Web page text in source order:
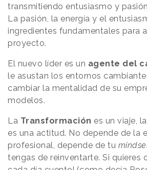
transmitiendo entusiasmo y
La pasión, la energía y el
ingredientes fundamentales para
proyecto.
El nuevo líder es un agente del
le asustan los entornos
cambiar la mentalidad de su
modelos.
La Transformación es un viaje,
es una actitud. No depende de la
profesional, depende de tu
tengas de reinventarte. Si quieres